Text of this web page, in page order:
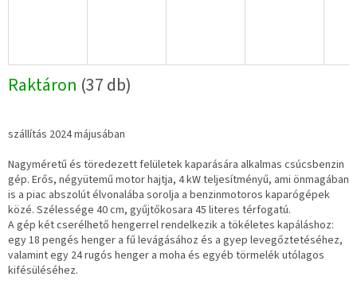
Raktáron (37 db)
szállítás 2024 májusában
Nagyméretű és töredezett felületek kaparására alkalmas csúcsbenzin
gép. Erős, négyütemű motor hajtja, 4 kW teljesítményű, ami önmagában
is a piac abszolút élvonalába sorolja a benzinmotoros kaparógépek
közé. Szélessége 40 cm, gyűjtőkosara 45 literes térfogatú.
A gép két cserélhető hengerrel rendelkezik a tökéletes kapáláshoz:
egy 18 pengés henger a fű levágásához és a gyep levegőztetéséhez,
valamint egy 24 rugós henger a moha és egyéb törmelék utólagos
kifésüléséhez.